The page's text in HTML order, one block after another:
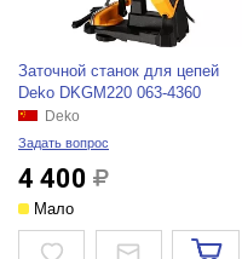
Заточной станок для цепей
Deko DKGM220 063-4360
Deko
Задать вопрос
4 400
Мало